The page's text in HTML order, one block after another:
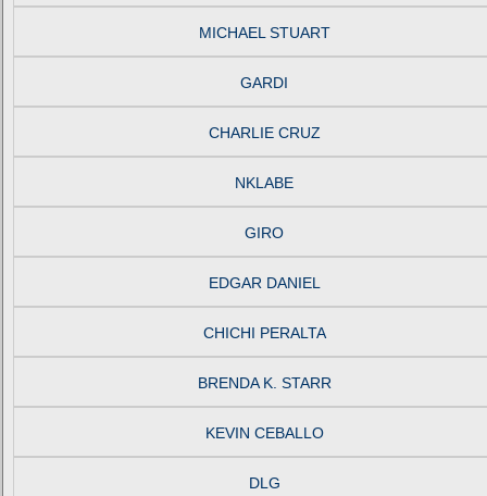
MICHAEL STUART
GARDI
CHARLIE CRUZ
NKLABE
GIRO
EDGAR DANIEL
CHICHI PERALTA
BRENDA K. STARR
KEVIN CEBALLO
DLG